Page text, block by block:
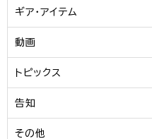
ギア・アイテム
動画
トピックス
告知
その他